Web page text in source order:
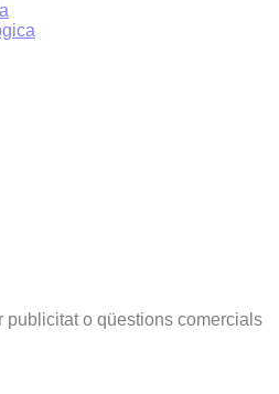
publicitat o qüestions comercials